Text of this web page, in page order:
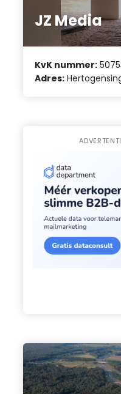
JZ Media
KvK nummer:
Adres: